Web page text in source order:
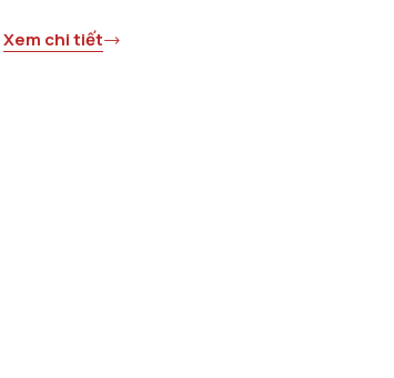
Xem chi tiết